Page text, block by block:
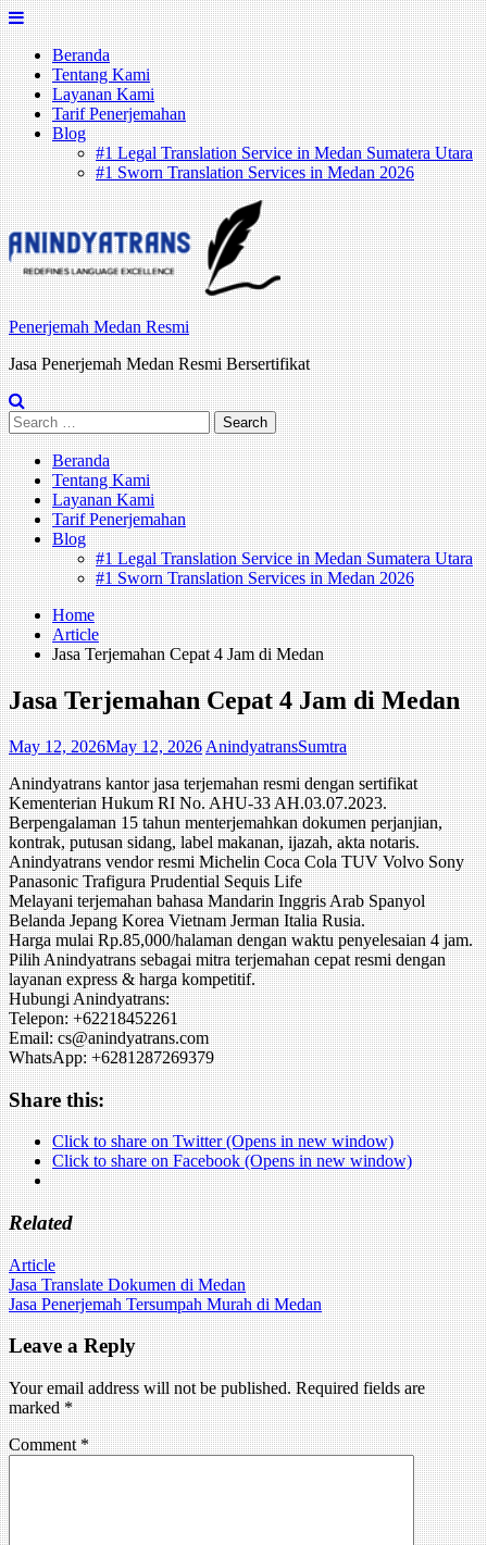
Skip
to
contentBeranda
Tentang Kami
Layanan Kami
Tarif Penerjemahan
Blog
#1 Legal Translation Service in Medan Sumatera Utara
#1 Sworn Translation Services in Medan 2026
Penerjemah Medan Resmi
Jasa Penerjemah Medan Resmi Bersertifikat
Search
for:
Beranda
Tentang Kami
Layanan Kami
Tarif Penerjemahan
Blog
#1 Legal Translation Service in Medan Sumatera Utara
#1 Sworn Translation Services in Medan 2026
Home
Article
Jasa Terjemahan Cepat 4 Jam di Medan
Jasa Terjemahan Cepat 4 Jam di Medan
May 12, 2026May 12, 2026 AnindyatransSumtra
Anindyatrans kantor jasa terjemahan resmi dengan sertifikat
Kementerian Hukum RI No. AHU-33 AH.03.07.2023.
Berpengalaman 15 tahun menterjemahkan dokumen perjanjian,
kontrak, putusan sidang, label makanan, ijazah, akta notaris.
Anindyatrans vendor resmi Michelin Coca Cola TUV Volvo Sony
Panasonic Trafigura Prudential Sequis Life
Melayani terjemahan bahasa Mandarin Inggris Arab Spanyol
Belanda Jepang Korea Vietnam Jerman Italia Rusia.
Harga mulai Rp.85,000/halaman dengan waktu penyelesaian 4 jam.
Pilih Anindyatrans sebagai mitra terjemahan cepat resmi dengan
layanan express & harga kompetitif.
Hubungi Anindyatrans:
Telepon: +62218452261
Email: cs@anindyatrans.com
WhatsApp: +6281287269379
Share this:
Click to share on Twitter (Opens in new window)
Click to share on Facebook (Opens in new window)
Related
Article
Post
navigation
Jasa Translate Dokumen di Medan
Jasa Penerjemah Tersumpah Murah di Medan
Leave a Reply
Your email address will not be published. Required fields are
marked*
Comment*